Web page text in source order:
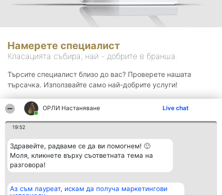
ОРЛИ Настаняване Live chat
19:52
Здравейте, радваме се да ви помогнем! 🙂
Моля, кликнете върху съответната тема на
разговора!
Аз съм лауреат, искам да получа маркетингови
Намерете специалист
Класацията събира, най - добрите в бранша.
Търсите специалист близо до вас? Проверете нашата
търсачка. Използвайте само най-добрите услуги!
Организатор на
Класация Контакти